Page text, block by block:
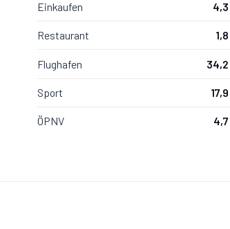
Einkaufen
Restaurant
Flughafen
Sport
ÖPNV